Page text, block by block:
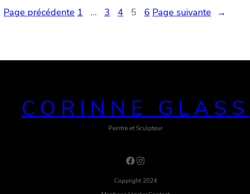
Page précédente 1 … 3 4 5 6 Page suivante →
CORINNE GLASS
Peintre et Sculpteur
Facebook Instagram
Copyright 2024